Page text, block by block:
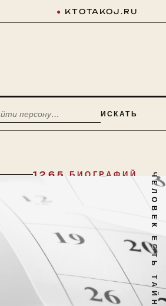
● KTOTAKOJ.RU
ИСКАТЬ
1265 БИОГРАФИЙ ЧЕЛОВЕК ЕСТЬ ТАЙНА